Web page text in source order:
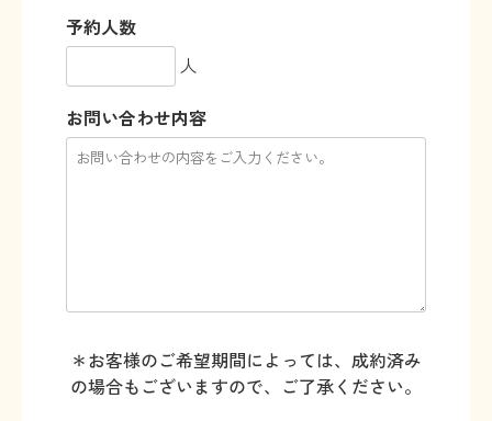
予約人数
人
お問い合わせ内容
＊お客様のご希望期間によっては、成約済み
の場合もございますので、ご了承ください。